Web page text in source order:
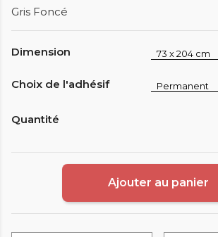
Gris Foncé
Dimension
Choix de l'adhésif
Quantité
Ajouter au panier